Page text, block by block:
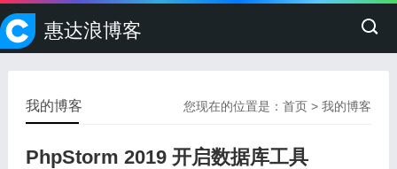
惠达浪博客
我的博客 您现在的位置是：首页 >我的博客
PhpStorm 2019 开启数据库工具